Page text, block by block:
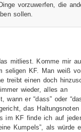
vorzuwerfen, die
sollen.
mitliest. Komme mir
KF. Man weiß
treibt einen doch
wieder, alles an
er “dass” oder
das
im KF finde ich auf
Kumpels”, als würde